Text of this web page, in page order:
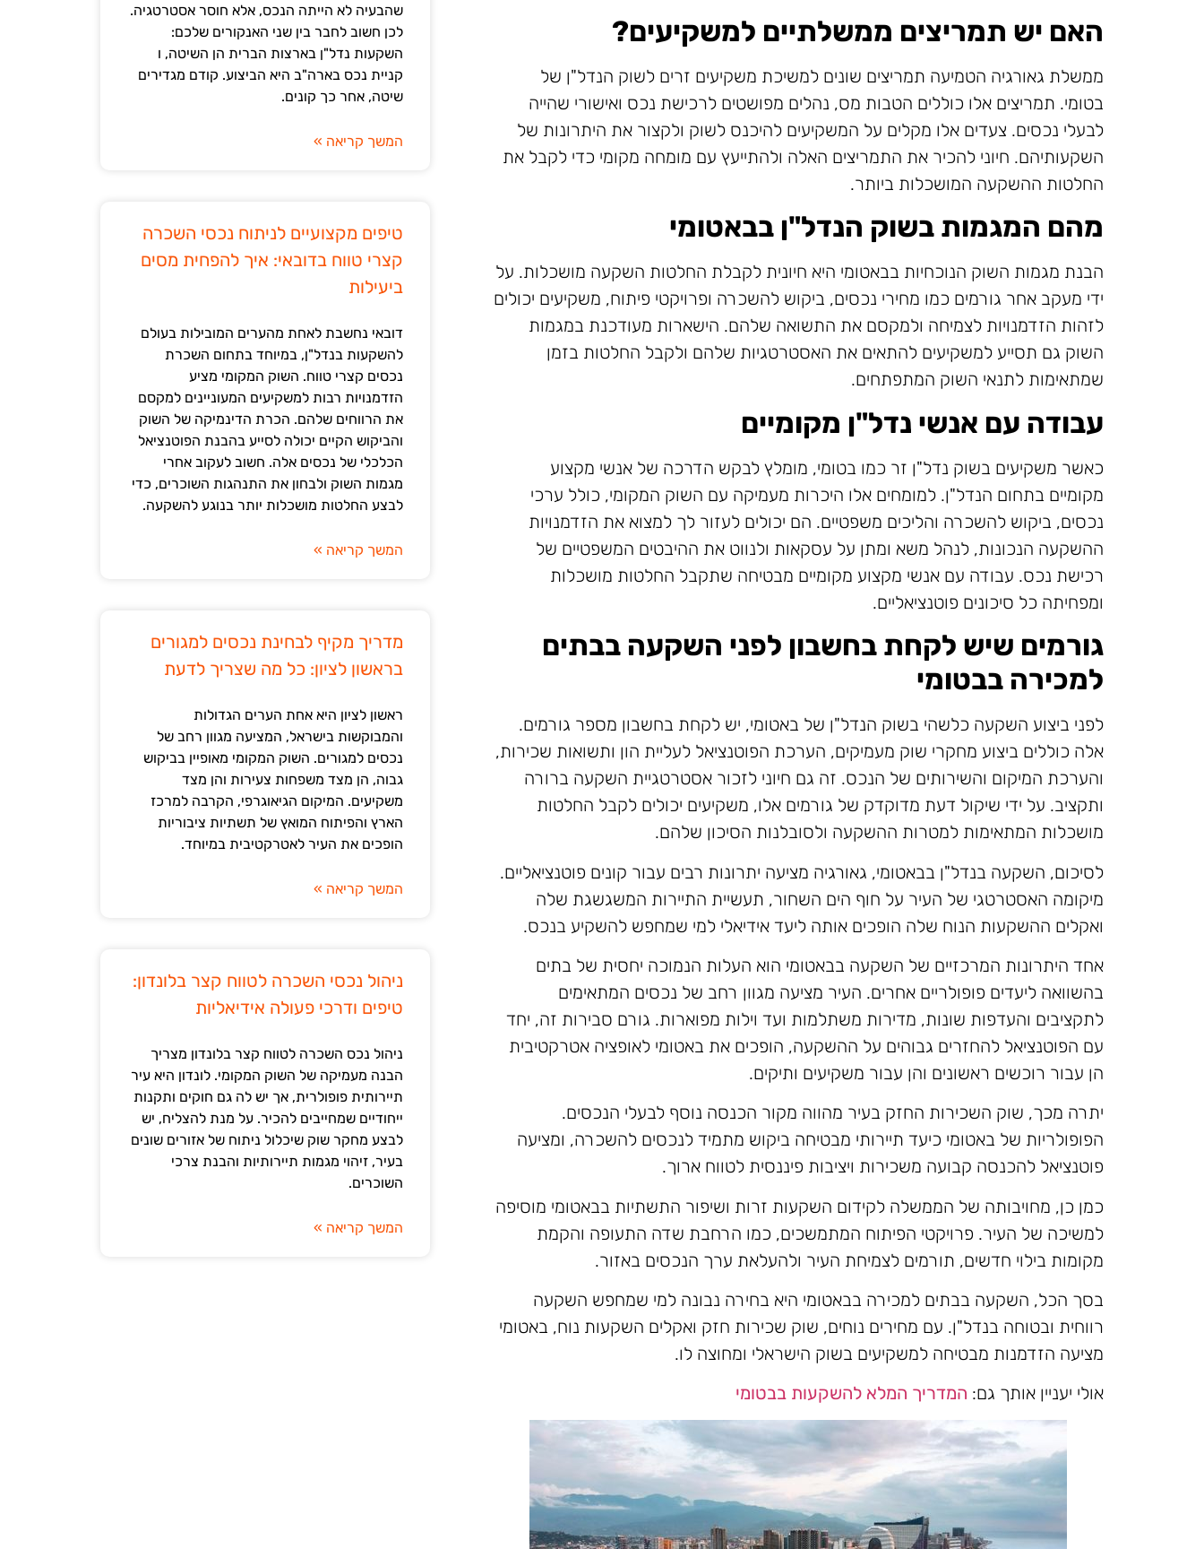
שהבעיה לא הייתה הנכס, אלא חוסר אסטרטגיה.
לכן חשוב לחבר בין שני האנקורים שלכם:
השקעות נדל"ן בארצות הברית הן השיטה, ו
קניית נכס בארה"ב היא הביצוע. קודם מגדירים
שיטה, אחר כך קונים.
המשך קריאה »
טיפים מקצועיים לניתוח נכסי השכרה
קצרי טווח בדובאי: איך להפחית מסים
ביעילות
דובאי נחשבת לאחת מהערים המובילות בעולם
להשקעות בנדל"ן, במיוחד בתחום השכרת
נכסים קצרי טווח. השוק המקומי מציע
הזדמנויות רבות למשקיעים המעוניינים למקסם
את הרווחים שלהם. הכרת הדינמיקה של השוק
והביקוש הקיים יכולה לסייע בהבנת הפוטנציאל
הכלכלי של נכסים אלה. חשוב לעקוב אחרי
מגמות השוק ולבחון את התנהגות השוכרים, כדי
לבצע החלטות מושכלות יותר בנוגע להשקעה.
המשך קריאה »
מדריך מקיף לבחינת נכסים למגורים
בראשון לציון: כל מה שצריך לדעת
ראשון לציון היא אחת הערים הגדולות
והמבוקשות בישראל, המציעה מגוון רחב של
נכסים למגורים. השוק המקומי מאופיין בביקוש
גבוה, הן מצד משפחות צעירות והן מצד
משקיעים. המיקום הגיאוגרפי, הקרבה למרכז
הארץ והפיתוח המואץ של תשתיות ציבוריות
הופכים את העיר לאטרקטיבית במיוחד.
המשך קריאה »
ניהול נכסי השכרה לטווח קצר בלונדון:
טיפים ודרכי פעולה אידיאליות
ניהול נכס השכרה לטווח קצר בלונדון מצריך
הבנה מעמיקה של השוק המקומי. לונדון היא עיר
תיירותית פופולרית, אך יש לה גם חוקים ותקנות
ייחודיים שמחייבים להכיר. על מנת להצליח, יש
לבצע מחקר שוק שיכלול ניתוח של אזורים שונים
בעיר, זיהוי מגמות תיירותיות והבנת צרכי
השוכרים.
המשך קריאה »
האם יש תמריצים ממשלתיים למשקיעים?
ממשלת גאורגיה הטמיעה תמריצים שונים למשיכת משקיעים זרים לשוק הנדל"ן של
בטומי. תמריצים אלו כוללים הטבות מס, נהלים מפושטים לרכישת נכס ואישורי שהייה
לבעלי נכסים. צעדים אלו מקלים על המשקיעים להיכנס לשוק ולקצור את היתרונות של
השקעותיהם. חיוני להכיר את התמריצים האלה ולהתייעץ עם מומחה מקומי כדי לקבל את
החלטות ההשקעה המושכלות ביותר.
מהם המגמות בשוק הנדל"ן בבאטומי
הבנת מגמות השוק הנוכחיות בבאטומי היא חיונית לקבלת החלטות השקעה מושכלות. על
ידי מעקב אחר גורמים כמו מחירי נכסים, ביקוש להשכרה ופרויקטי פיתוח, משקיעים יכולים
לזהות הזדמנויות לצמיחה ולמקסם את התשואה שלהם. הישארות מעודכנת במגמות
השוק גם תסייע למשקיעים להתאים את האסטרטגיות שלהם ולקבל החלטות בזמן
שמתאימות לתנאי השוק המתפתחים.
עבודה עם אנשי נדל"ן מקומיים
כאשר משקיעים בשוק נדל"ן זר כמו בטומי, מומלץ לבקש הדרכה של אנשי מקצוע
מקומיים בתחום הנדל"ן. למומחים אלו היכרות מעמיקה עם השוק המקומי, כולל ערכי
נכסים, ביקוש להשכרה והליכים משפטיים. הם יכולים לעזור לך למצוא את הזדמנויות
ההשקעה הנכונות, לנהל משא ומתן על עסקאות ולנווט את ההיבטים המשפטיים של
רכישת נכס. עבודה עם אנשי מקצוע מקומיים מבטיחה שתקבל החלטות מושכלות
ומפחיתה כל סיכונים פוטנציאליים.
גורמים שיש לקחת בחשבון לפני השקעה בבתים
למכירה בבטומי
לפני ביצוע השקעה כלשהי בשוק הנדל"ן של באטומי, יש לקחת בחשבון מספר גורמים.
אלה כוללים ביצוע מחקרי שוק מעמיקים, הערכת הפוטנציאל לעליית הון ותשואות שכירות,
והערכת המיקום והשירותים של הנכס. זה גם חיוני לזכור אסטרטגיית השקעה ברורה
ותקציב. על ידי שיקול דעת מדוקדק של גורמים אלו, משקיעים יכולים לקבל החלטות
מושכלות המתאימות למטרות ההשקעה ולסובלנות הסיכון שלהם.
לסיכום, השקעה בנדל"ן בבאטומי, גאורגיה מציעה יתרונות רבים עבור קונים פוטנציאליים.
מיקומה האסטרטגי של העיר על חוף הים השחור, תעשיית התיירות המשגשגת שלה
ואקלים ההשקעות הנוח שלה הופכים אותה ליעד אידיאלי למי שמחפש להשקיע בנכס.
אחד היתרונות המרכזיים של השקעה בבאטומי הוא העלות הנמוכה יחסית של בתים
בהשוואה ליעדים פופולריים אחרים. העיר מציעה מגוון רחב של נכסים המתאימים
לתקציבים והעדפות שונות, מדירות משתלמות ועד וילות מפוארות. גורם סבירות זה, יחד
עם הפוטנציאל להחזרים גבוהים על ההשקעה, הופכים את באטומי לאופציה אטרקטיבית
הן עבור רוכשים ראשונים והן עבור משקיעים ותיקים.
יתרה מכך, שוק השכירות החזק בעיר מהווה מקור הכנסה נוסף לבעלי הנכסים.
הפופולריות של באטומי כיעד תיירותי מבטיחה ביקוש מתמיד לנכסים להשכרה, ומציעה
פוטנציאל להכנסה קבועה משכירות ויציבות פיננסית לטווח ארוך.
כמן כן, מחויבותה של הממשלה לקידום השקעות זרות ושיפור התשתיות בבאטומי מוסיפה
למשיכה של העיר. פרויקטי הפיתוח המתמשכים, כמו הרחבת שדה התעופה והקמת
מקומות בילוי חדשים, תורמים לצמיחת העיר ולהעלאת ערך הנכסים באזור.
בסך הכל, השקעה בבתים למכירה בבאטומי היא בחירה נבונה למי שמחפש השקעה
רווחית ובטוחה בנדל"ן. עם מחירים נוחים, שוק שכירות חזק ואקלים השקעות נוח, באטומי
מציעה הזדמנות מבטיחה למשקיעים בשוק הישראלי ומחוצה לו.
אולי יעניין אותך גם: המדריך המלא להשקעות בבטומי